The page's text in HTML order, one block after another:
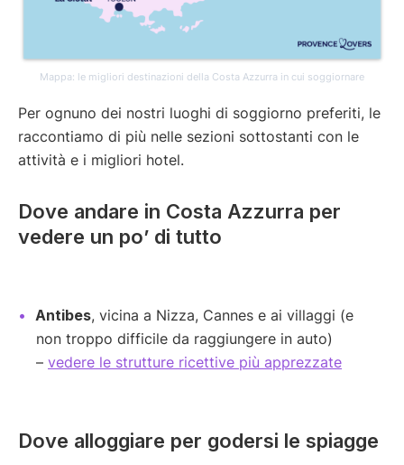
Mappa: le migliori destinazioni della Costa Azzurra in cui soggiornare
Per ognuno dei nostri luoghi di soggiorno preferiti, le
raccontiamo di più nelle sezioni sottostanti con le
attività e i migliori hotel.
Dove andare in Costa Azzurra per
vedere un po’ di tutto
Antibes, vicina a Nizza, Cannes e ai villaggi (e
non troppo difficile da raggiungere in auto)
– vedere le strutture ricettive più apprezzate
Dove alloggiare per godersi le spiagge